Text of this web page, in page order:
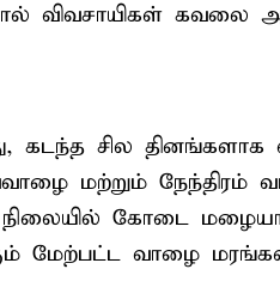
விவசாயிகள் கவலை
கடந்த சில
மற்றும் நேந்திரம்
நிலையில் கோடை
மேற்பட்ட வாழை